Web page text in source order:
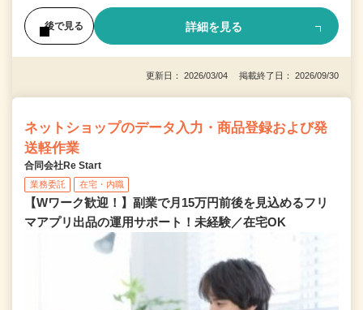
後で見る 詳細を見る
更新日： 2026/03/04 掲載終了日： 2026/09/30
ネットショップのデータ入力・商品登録および発
送軽作業
合同会社Re Start
業務委託 在宅・内職
【Wワーク歓迎！】副業で月15万円前後を見込めるフリ
マアプリ出品の運用サポート！未経験／在宅OK